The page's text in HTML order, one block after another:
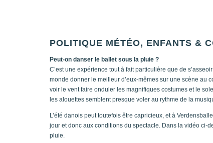
POLITIQUE MÉTÉO, ENFANTS &
Peut-on danser le ballet sous la pluie ?
C’est une expérience tout à fait particulière que de
monde donner le meilleur d’eux-mêmes sur une scène au
voir le vent faire onduler les magnifiques costumes et le
les alouettes semblent presque voler au rythme de la
L’été danois peut toutefois être capricieux, et à
jour et donc aux conditions du spectacle. Dans la vidéo ci-
pluie.